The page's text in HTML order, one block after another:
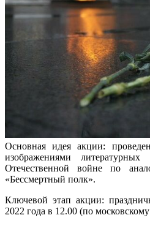
Основная идея акции:
изображениями
Отечественной войне по
«Бессмертный полк».
Ключевой этап акции:
2022 года в 12.00 (по